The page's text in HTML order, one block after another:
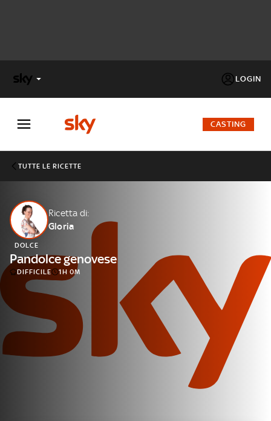
LOGIN
FACTOR
Cos’altro vedere:
PROGRAMMI SKY
Un mondo di offerte:
SKY.IT
NOW
CASTING
TUTTE LE RICETTE
Ricetta di:
Gloria
DOLCE
Pandolce genovese
DIFFICILE 1H 0M